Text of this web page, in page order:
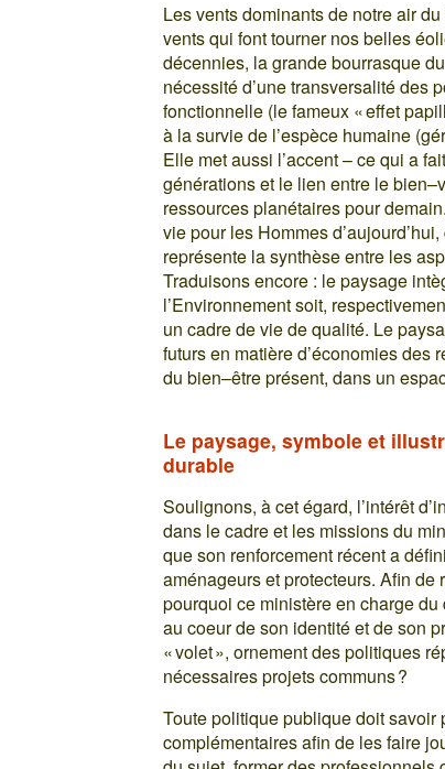
Les vents dominants de notre air
vents qui font tourner nos belles
décennies, la grande bourrasque
nécessité d’une transversalité des
fonctionnelle (le fameux « effet
à la survie de l’espèce humaine
Elle met aussi l’accent – ce qui a
générations et le lien entre le
ressources planétaires pour
vie pour les Hommes
représente la synthèse entre les
Traduisons encore : le paysage
l’Environnement soit,
un cadre de vie de qualité. Le
futurs en matière d’économies des
du bien–être présent, dans un
Le paysage, symbole et
durable
Soulignons, à cet égard, l’intérêt
dans le cadre et les missions du
que son renforcement récent a
aménageurs et protecteurs. Afin
pourquoi ce ministère en charge
au coeur de son identité et de son
« volet », ornement des politiques
nécessaires projets communs ?
Toute politique publique doit
complémentaires afin de les faire